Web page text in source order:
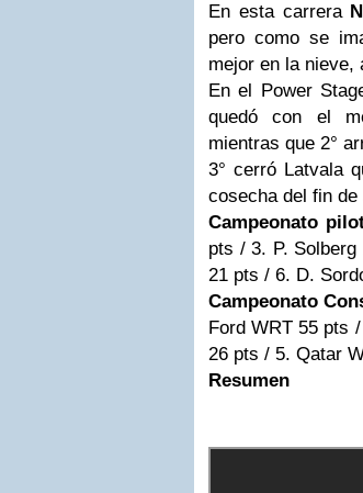
En esta carrera
pero como se
mejor en la nieve,
En el Power
quedó con el
mientras que 2°
3° cerró Latvala
cosecha del fin de
Campeonato
pts / 3. P.
21 pts / 6. D.
Campeonato
Ford WRT 55 pts
26 pts / 5. Qatar
Resumen